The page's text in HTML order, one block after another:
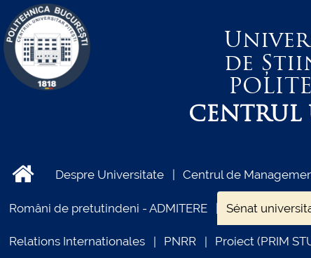
de
CENTRUL
Despre Universitate Centrul de
Români de pretutindeni - ADMITERE Sénat
Relations Internationales PNRR Proiect (PRIM